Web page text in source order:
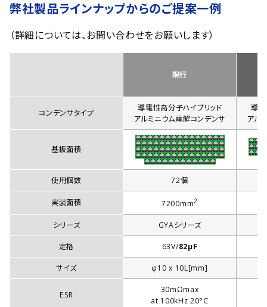
弊社製品ラインナップからのご提案一例
（詳細については、お問い合わせをお願いします）
現行
コンデンサタイプ
導電性高分子ハイブリッド
アルミニウム電解コンデンサ
導電
アル
基板面積
使用個数 72個
実装面積 7200mm2
シリーズ GYAシリーズ
定格 63V/82µF
サイズ φ10 x 10L[mm]
ESR
30mΩmax
at 100kHz 20°C